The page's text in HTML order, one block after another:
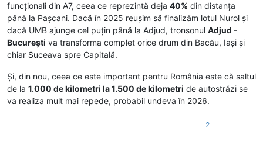
funcționali din A7, ceea ce reprezintă deja 40% din distanța
până la Pașcani. Dacă în 2025 reușim să finalizăm lotul Nurol și
dacă UMB ajunge cel puțin până la Adjud, tronsonul Adjud -
București va transforma complet orice drum din Bacău, Iași și
chiar Suceava spre Capitală.
Și, din nou, ceea ce este important pentru România este că saltul
de la 1.000 de kilometri la 1.500 de kilometri de autostrăzi se
va realiza mult mai repede, probabil undeva în 2026.
2